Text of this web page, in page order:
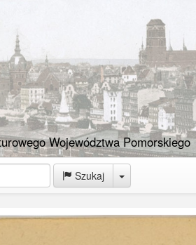
Województwa Pomorskiego
Szukaj Toggle Dropdown